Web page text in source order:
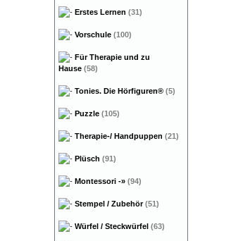
Erstes Lernen (31)
Vorschule (100)
Für Therapie und zu
Hause (58)
Tonies. Die Hörfiguren® (5)
Puzzle (105)
Therapie-/ Handpuppen (21)
Plüsch (91)
Montessori -» (94)
Stempel / Zubehör(51)
Würfel / Steckwürfel (63)